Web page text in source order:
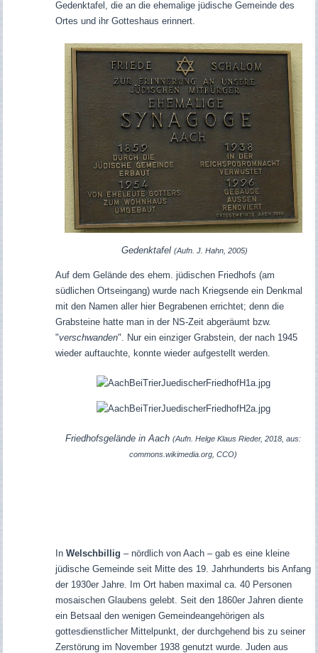
Gedenktafel, die an die ehemalige jüdische Gemeinde des
Ortes und ihr Gotteshaus erinnert.
Gedenktafel(Aufn. J. Hahn, 2005)
Auf dem Gelände des ehem. jüdischen Friedhofs (am
südlichen Ortseingang) wurde nach Kriegsende ein Denkmal
mit den Namen aller hier Begrabenen errichtet; denn die
Grabsteine hatte man in der NS-Zeit abgeräumt bzw.
"verschwanden". Nur ein einziger Grabstein, der nach 1945
wieder auftauchte, konnte wieder aufgestellt werden.
Friedhofsgelände in Aach(Aufn. Helge Klaus Rieder, 2018, aus:
commons.wikimedia.org, CCO)
In Welschbillig – nördlich von Aach – gab es eine kleine
jüdische Gemeinde seit Mitte des 19. Jahrhunderts bis Anfang
der 1930er Jahre. Im Ort haben maximal ca. 40 Personen
mosaischen Glaubens gelebt. Seit den 1860er Jahren diente
ein Betsaal den wenigen Gemeindeangehörigen als
gottesdienstlicher Mittelpunkt, der durchgehend bis zu seiner
Zerstörung im November 1938 genutzt wurde. Juden aus